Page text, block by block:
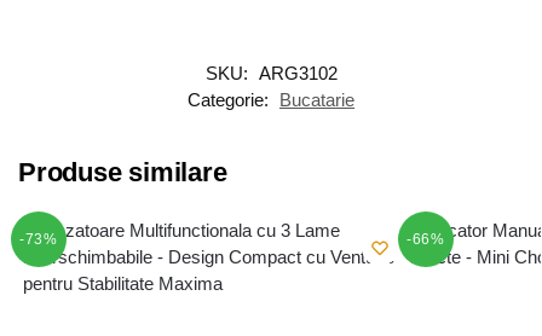
SKU: ARG3102
Categorie:
Bucatarie
Produse similare
-73% -66%